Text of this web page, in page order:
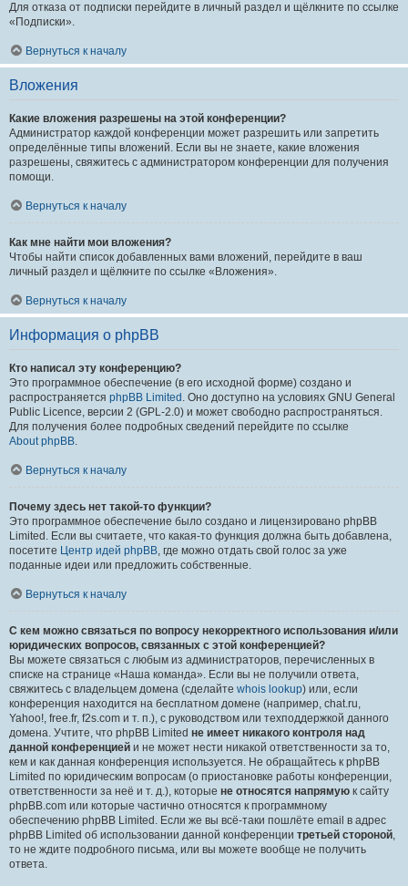
Для отказа от подписки перейдите в личный раздел и щёлкните по ссылке
«Подписки».
Вернуться к началу
Вложения
Какие вложения разрешены на этой конференции?
Администратор каждой конференции может разрешить или запретить
определённые типы вложений. Если вы не знаете, какие вложения
разрешены, свяжитесь с администратором конференции для получения
помощи.
Вернуться к началу
Как мне найти мои вложения?
Чтобы найти список добавленных вами вложений, перейдите в ваш
личный раздел и щёлкните по ссылке «Вложения».
Вернуться к началу
Информация о phpBB
Кто написал эту конференцию?
Это программное обеспечение (в его исходной форме) создано и
распространяется phpBB Limited . Оно доступно на условиях GNU General
Public Licence, версии 2 (GPL-2.0) и может свободно распространяться.
Для получения более подробных сведений перейдите по ссылке
About phpBB.
Вернуться к началу
Почему здесь нет такой-то функции?
Это программное обеспечение было создано и лицензировано phpBB
Limited. Если вы считаете, что какая-то функция должна быть добавлена,
посетите Центр идей phpBB, где можно отдать свой голос за уже
поданные идеи или предложить собственные.
Вернуться к началу
С кем можно связаться по вопросу некорректного использования и/или
юридических вопросов, связанных с этой конференцией?
Вы можете связаться с любым из администраторов, перечисленных в
списке на странице «Наша команда». Если вы не получили ответа,
свяжитесь с владельцем домена (сделайте whois lookup) или, если
конференция находится на бесплатном домене (например, chat.ru,
Yahoo!, free.fr, f2s.com и т. п.), с руководством или техподдержкой данного
домена. Учтите, что phpBB Limited не имеет никакого контроля над
данной конференцией и не может нести никакой ответственности за то,
кем и как данная конференция используется. Не обращайтесь к phpBB
Limited по юридическим вопросам (о приостановке работы конференции,
ответственности за неё и т. д.), которые не относятся напрямую к сайту
phpBB.com или которые частично относятся к программному
обеспечению phpBB Limited. Если же вы всё-таки пошлёте email в адрес
phpBB Limited об использовании данной конференции третьей стороной,
то не ждите подробного письма, или вы можете вообще не получить
ответа.